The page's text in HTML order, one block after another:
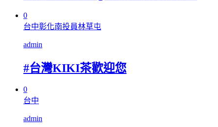
0
台中彰化南投員林草屯
admin
#台灣KIKI茶歡迎您
0
台中
admin